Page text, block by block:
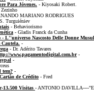
Para Jóvenes. - Kiyosaki Robert.
Zezinho
MARIANO RODRIGUES
Turguiéniev
- Behaviorismo
- Gladis Franck da Cunha
- L''universo Nascosto Delle Donne
Cautela. -
- Dr. Adérito Tavares
www.pagamentodigital.com.br-
-
tem? -
de Crédito - Fred
13.500 Visitas - ANTONIO DAVILLA----